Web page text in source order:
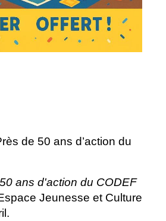
de 50 ans d’action du
50 ans d'action du CODEF
Jeunesse et Culture